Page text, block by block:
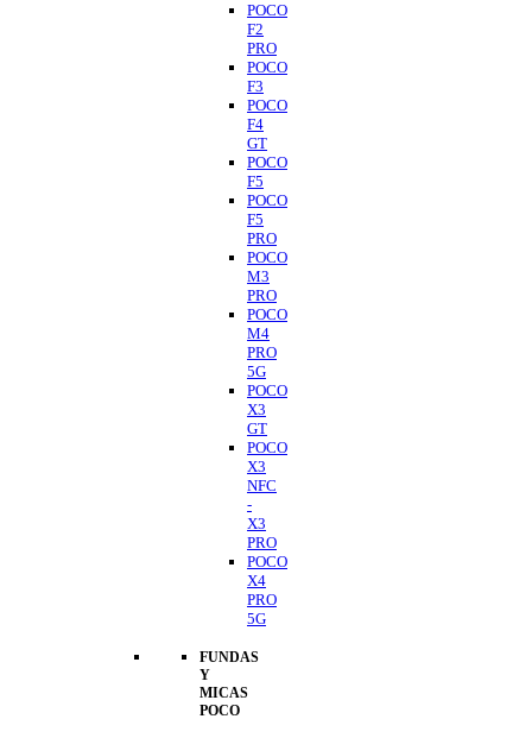
POCO
F2
PRO
POCO
F3
POCO
F4
GT
POCO
F5
POCO
F5
PRO
POCO
M3
PRO
POCO
M4
PRO
5G
POCO
X3
GT
POCO
X3
NFC
-
X3
PRO
POCO
X4
PRO
5G
FUNDAS
Y
MICAS
POCO